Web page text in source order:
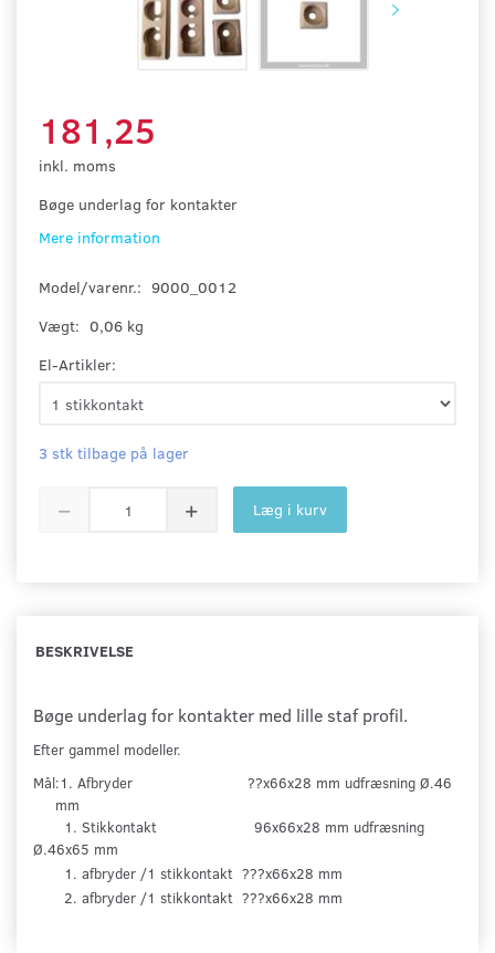
181,25
inkl. moms
Bøge underlag for kontakter
Mere information
Model/varenr.: 9000_0012
Vægt: 0,06 kg
El-Artikler:
3 stk tilbage på lager
Læg i kurv
BESKRIVELSE
Bøge underlag for kontakter med lille staf profil.
Efter gammel modeller.
Mål:1. Afbryder ??x66x28 mm udfræsning Ø.46
mm
1. Stikkontakt 96x66x28 mm udfræsning
Ø.46x65 mm
1. afbryder /1 stikkontakt ???x66x28 mm
2. afbryder /1 stikkontakt ???x66x28 mm